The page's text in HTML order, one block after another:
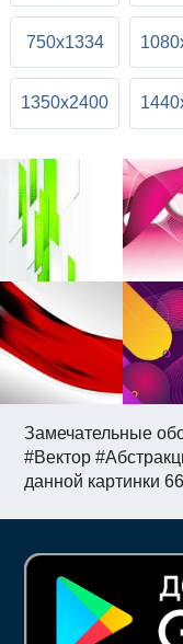
Замечательные
#Вектор
данной картинки
750x1334
1350x2400